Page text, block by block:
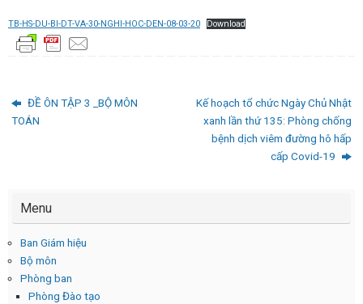
TB-HS-DU-BI-DT-VA-30-NGHI-HOC-DEN-08-03-20 Download
ĐỀ ÔN TẬP 3 _BỘ MÔN
TOÁN
Kế hoạch tổ chức Ngày Chủ Nhật
xanh lần thứ 135: Phòng chống
bệnh dịch viêm đường hô hấp
cấp Covid-19
Menu
Ban Giám hiệu
Bộ môn
Phòng ban
Phòng Đào tạo